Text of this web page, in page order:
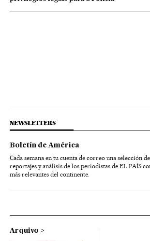
NEWSLETTERS
Boletín de América
Cada semana en tu cuenta de correo una selección
reportajes y análisis de los periodistas de EL PAÍS
más relevantes del continente.
Arquivo